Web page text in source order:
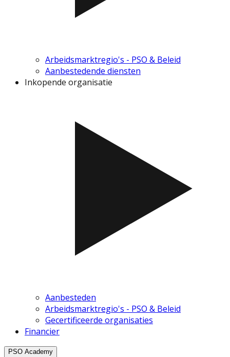
Arbeidsmarktregio's - PSO & Beleid
Aanbestedende diensten
Inkopende organisatie
Aanbesteden
Arbeidsmarktregio's - PSO & Beleid
Gecertificeerde organisaties
Financier
PSO Academy